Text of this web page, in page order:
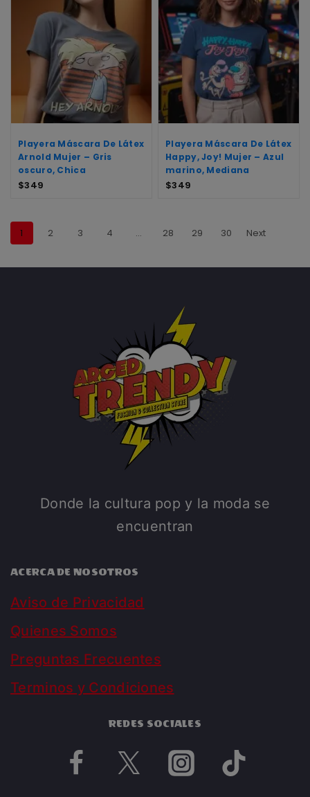
Playera Máscara De Látex
Arnold Mujer – Gris
oscuro, Chica
$349
Playera Máscara De Látex
Happy, Joy! Mujer – Azul
marino, Mediana
$349
1 2 3 4 … 28 29 30 Next
Donde la cultura pop y la moda se
encuentran
ACERCA DE NOSOTROS
Aviso de Privacidad
Quienes Somos
Preguntas Frecuentes
Terminos y Condiciones
REDES SOCIALES